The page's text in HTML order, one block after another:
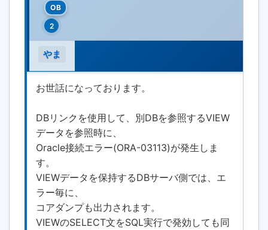
OB
2
やま
お世話になっております。
DBリンクを使用して、別DBを参照するVIEW
データを参照時に、
Oracle接続エラー(ORA-03113)が発生しま
す。
VIEWデータを保持するDBサーバ側では、エ
ラー毎に、
コアダンプも出力されます。
VIEWのSELECT文をSQL実行で発効しても同